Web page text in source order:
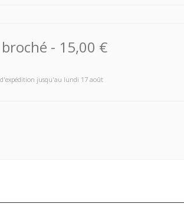
de la presse d'Outre-Manche qui sont
- 15,00 €
jusqu'au lundi 17 août